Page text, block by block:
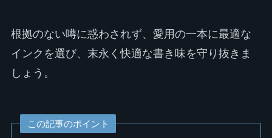
根拠のない噂に惑わされず、愛用の一本に最適な
インクを選び、末永く快適な書き味を守り抜きま
しょう。
この記事のポイント